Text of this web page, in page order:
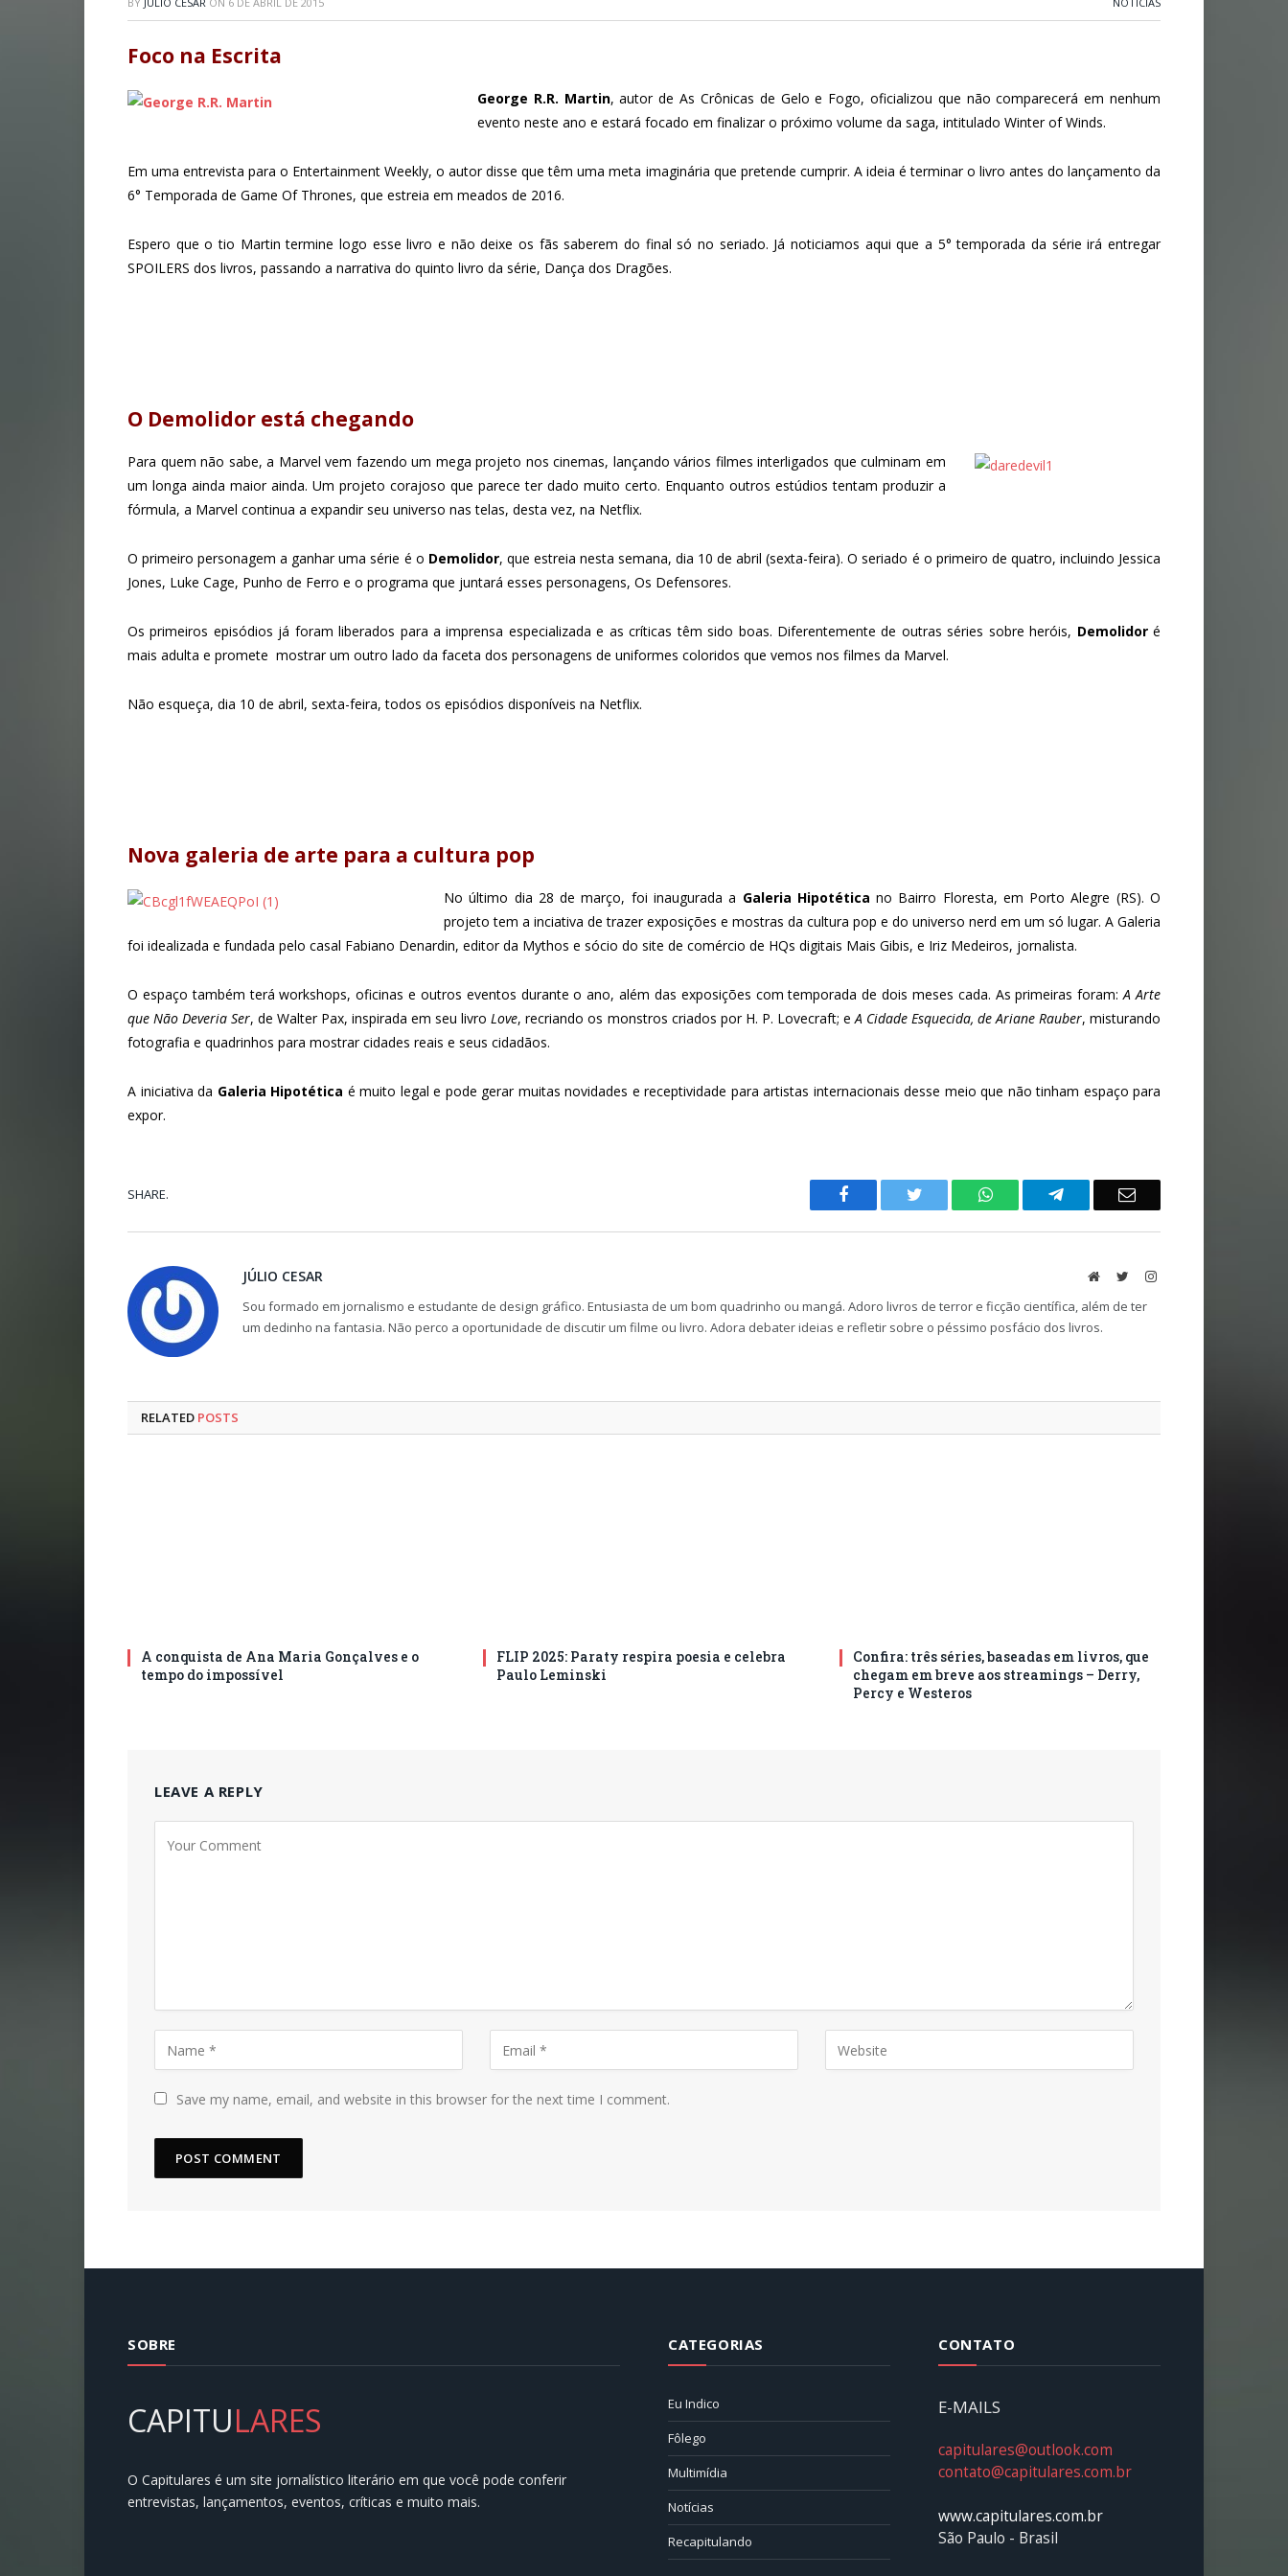
Foco na Escrita
George R.R. Martin, autor de As Crônicas de Gelo e Fogo, oficializou que não comparecerá em nenhum
evento neste ano e estará focado em finalizar o próximo volume da saga, intitulado Winter of Winds.
Em uma entrevista para o Entertainment Weekly, o autor disse que têm uma meta imaginária que pretende cumprir. A ideia é terminar o livro antes do lançamento da
6° Temporada de Game Of Thrones, que estreia em meados de 2016.
Espero que o tio Martin termine logo esse livro e não deixe os fãs saberem do final só no seriado. Já noticiamos aqui que a 5° temporada da série irá entregar
SPOILERS dos livros, passando a narrativa do quinto livro da série, Dança dos Dragões.
O Demolidor está chegando
Para quem não sabe, a Marvel vem fazendo um mega projeto nos cinemas, lançando vários filmes interligados que culminam em
um longa ainda maior ainda. Um projeto corajoso que parece ter dado muito certo. Enquanto outros estúdios tentam produzir a
fórmula, a Marvel continua a expandir seu universo nas telas, desta vez, na Netflix.
O primeiro personagem a ganhar uma série é o Demolidor, que estreia nesta semana, dia 10 de abril (sexta-feira). O seriado é o primeiro de quatro, incluindo Jessica
Jones, Luke Cage, Punho de Ferro e o programa que juntará esses personagens, Os Defensores.
Os primeiros episódios já foram liberados para a imprensa especializada e as críticas têm sido boas. Diferentemente de outras séries sobre heróis, Demolidoré
mais adulta e promete mostrar um outro lado da faceta dos personagens de uniformes coloridos que vemos nos filmes da Marvel.
Não esqueça, dia 10 de abril, sexta-feira, todos os episódios disponíveis na Netflix.
Nova galeria de arte para a cultura pop
No último dia 28 de março, foi inaugurada a Galeria Hipotética no Bairro Floresta, em Porto Alegre (RS). O
projeto tem a inciativa de trazer exposições e mostras da cultura pop e do universo nerd em um só lugar. A Galeria
foi idealizada e fundada pelo casal Fabiano Denardin, editor da Mythos e sócio do site de comércio de HQs digitais Mais Gibis, e Iriz Medeiros, jornalista.
O espaço também terá workshops, oficinas e outros eventos durante o ano, além das exposições com temporada de dois meses cada. As primeiras foram:A Arte
que Não Deveria Ser, de Walter Pax, inspirada em seu livro Love, recriando os monstros criados por H. P. Lovecraft; e A Cidade Esquecida, de Ariane Rauber, misturando
fotografia e quadrinhos para mostrar cidades reais e seus cidadãos.
A iniciativa da Galeria Hipotética é muito legal e pode gerar muitas novidades e receptividade para artistas internacionais desse meio que não tinham espaço para
expor.
SHARE. Facebook Twitter WhatsAppTelegram Email
JÚLIO CESAR WebsiteTwitterInstagram
Sou formado em jornalismo e estudante de design gráfico. Entusiasta de um bom quadrinho ou mangá. Adoro livros de terror e ficção científica, além de ter
um dedinho na fantasia. Não perco a oportunidade de discutir um filme ou livro. Adora debater ideias e refletir sobre o péssimo posfácio dos livros.
RELATED POSTS
A conquista de Ana Maria Gonçalves e o
tempo do impossível
FLIP 2025: Paraty respira poesia e celebra
Paulo Leminski
Confira: três séries, baseadas em livros, que
chegam em breve aos streamings – Derry,
Percy e Westeros
LEAVE A REPLY
Save my name, email, and website in this browser for the next time I comment.
SOBRE
CAPITULARES
O Capitulares é um site jornalístico literário em que você pode conferir
entrevistas, lançamentos, eventos, críticas e muito mais.
CATEGORIAS
Eu Indico
Fôlego
Multimídia
Notícias
Recapitulando
CONTATO
E-MAILS
capitulares@outlook.com
contato@capitulares.com.br
www.capitulares.com.br
São Paulo - Brasil